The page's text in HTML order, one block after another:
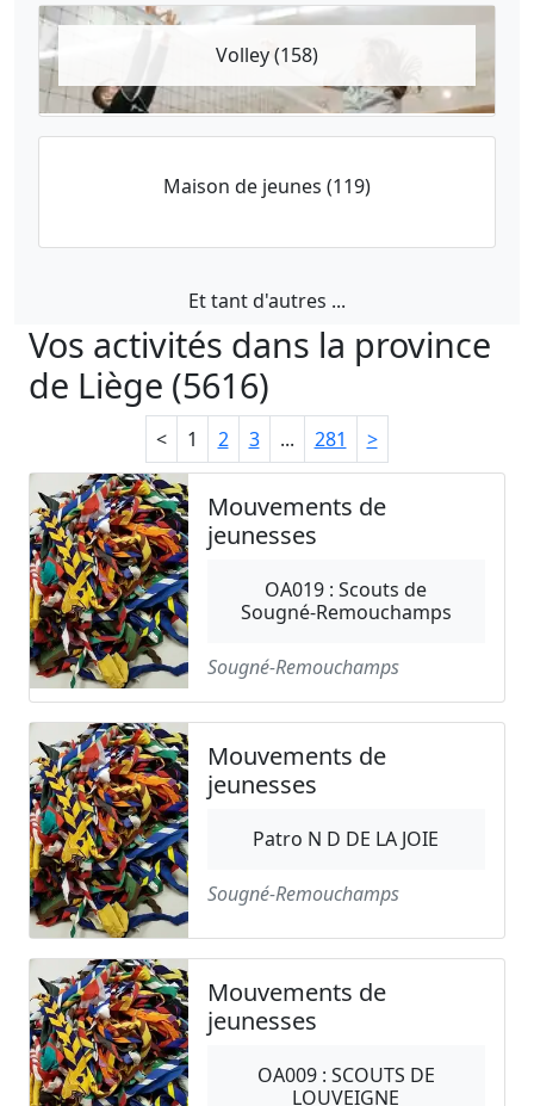
Volley (158)
Maison de jeunes (119)
Et tant d'autres ...
Vos activités dans la province
de Liège (5616)
< 1 2 3 ... 281 >
Mouvements de
jeunesses
OA019 : Scouts de
Sougné-Remouchamps
Sougné-Remouchamps
Mouvements de
jeunesses
Patro N D DE LA JOIE
Sougné-Remouchamps
Mouvements de
jeunesses
OA009 : SCOUTS DE
LOUVEIGNE